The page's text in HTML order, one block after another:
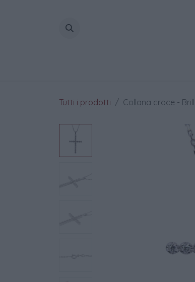
Tutti i prodotti Collana croce -